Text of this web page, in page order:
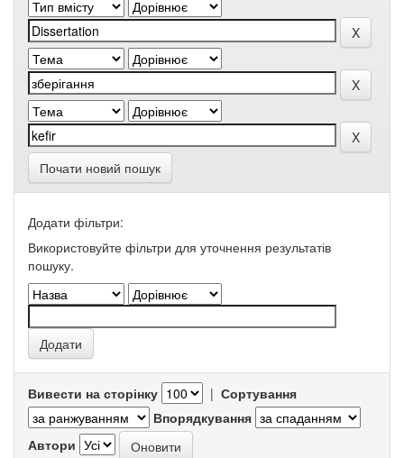
Почати новий пошук
Додати фільтри:
Використовуйте фільтри для уточнення результатів
пошуку.
Вивести на сторінку | Сортування
Впорядкування
Автори